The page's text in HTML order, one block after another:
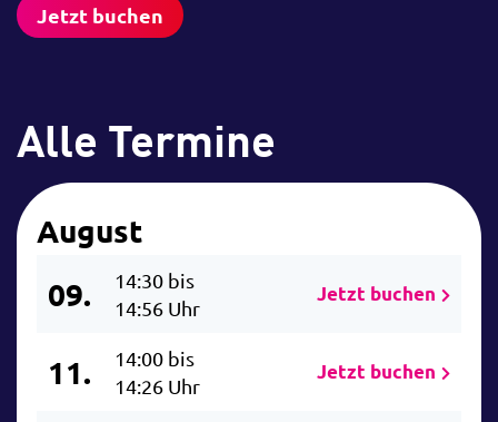
Jetzt buchen
Alle Termine
August
09.
14:30 bis
14:56 Uhr
Jetzt buchen
11.
14:00 bis
14:26 Uhr
Jetzt buchen